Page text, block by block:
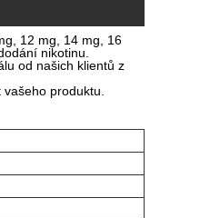
12 mg, 14 mg, 16
nikotinu.
od našich klientů z
produktu.